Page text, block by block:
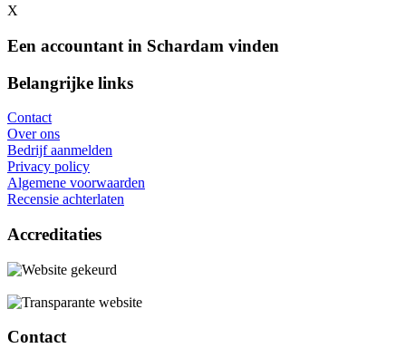
X
Een accountant in Schardam vinden
Belangrijke links
Contact
Over ons
Bedrijf aanmelden
Privacy policy
Algemene voorwaarden
Recensie achterlaten
Accreditaties
Contact